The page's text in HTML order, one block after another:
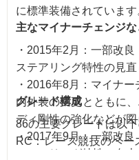
に標準装備されています
主なマイナーチェンジな
・2015年2月：一部改良
ステアリング特性の見
・2016年8月：マイナー
内外装の変更とともに
ディ剛性の強化などが
・2017年9月：一部改良
ステアリング特性の向上
グレード構成
86の主要グレードは以下
RC：レース競技のベー